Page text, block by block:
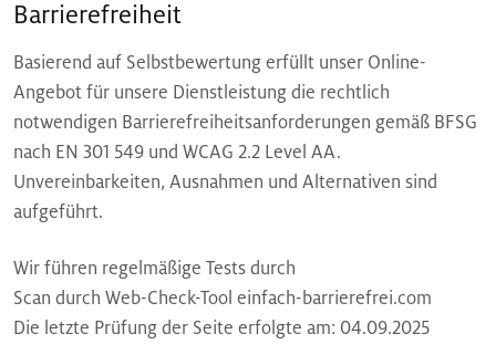
Barrierefreiheit
Basierend auf Selbstbewertung erfüllt unser Online-
Angebot für unsere Dienstleistung die rechtlich
notwendigen Barrierefreiheitsanforderungen gemäß BFSG
nach EN 301 549 und WCAG 2.2 Level AA.
Unvereinbarkeiten, Ausnahmen und Alternativen sind
aufgeführt.
Wir führen regelmäßige Tests durch
Scan durch Web-Check-Tool einfach-barrierefrei.com
Die letzte Prüfung der Seite erfolgte am: 04.09.2025